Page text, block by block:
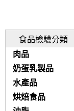
食品檢驗分類
肉品
奶蛋乳製品
水產品
烘焙食品